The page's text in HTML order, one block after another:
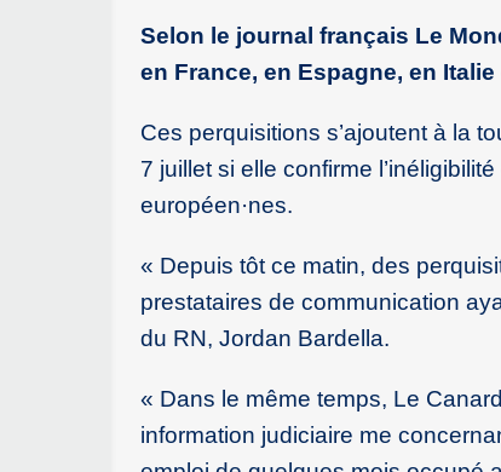
Selon le journal français Le
en France, en Espagne, en
Ces perquisitions s’ajoutent à la
7 juillet si elle confirme
européen·nes.
« Depuis tôt ce matin, des
prestataires de communication
du RN, Jordan Bardella.
« Dans le même temps, Le
information judiciaire me